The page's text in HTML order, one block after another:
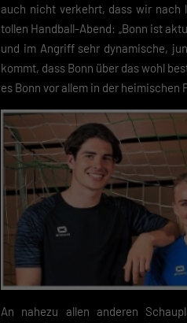
auch nicht verkehrt, dass wir nach
tollen Handball-Abend: „Bonn ist
und im Angriff sehr dynamische,
kommt, dass Bonn über das wohl
es Bonn vor allem in der
An nahezu allen anderen
Mit dem
Cookie-
Wenn du
Hier finden
lassen
Funktion